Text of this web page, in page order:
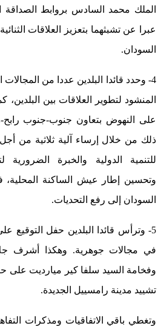
الملك محمد السادس بروابط الصداقة
عبرا عن تشبثهما بتعزيز العلاقات
السودان.
4- وحدد قائدا البلدين عددا من
المنشود لتطوير العلاقات بين
على النهوض بتعاون جنوب-جنوب رابح-
ذلك من خلال إرساء آلية ثلاثية من
للتنمية الدولية والخبرة الضرورية
وتحسين إطار عيش الساكنة
السودان إلى رفع التحديات.
5- وترأس قائدا البلدين حفل التوقيع
في مجالات جوهرية. وهكذا أشرف
وفخامة السيد سلفا كير ميارديت على
تشييد مدينة رامسييل الجديدة.
وتغطي باقي الاتفاقيات ومذكرات